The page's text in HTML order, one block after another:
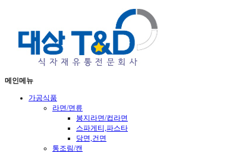
메인메뉴
가공식품
라면/면류
봉지라면/컵라면
스파게티,파스타
당면,건면
통조림/캔